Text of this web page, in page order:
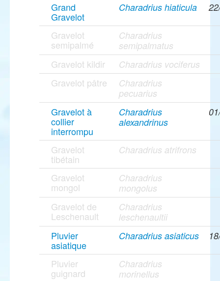
Grand
Gravelot
Charadrius hiaticula
Gravelot
semipalmé
Charadrius
semipalmatus
Gravelot kildir Charadrius vociferus
Gravelot pâtre
Charadrius
pecuarius
Gravelot à
collier
interrompu
Charadrius
alexandrinus
Gravelot
tibétain
Charadrius atrifrons
Gravelot
mongol
Charadrius
mongolus
Gravelot de
Leschenault
Charadrius
leschenaultii
Pluvier
asiatique
Charadrius asiaticus
Pluvier
guignard
Charadrius
morinellus